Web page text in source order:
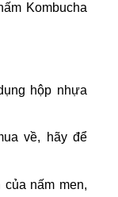
Kombucha
hộp nhựa
về, hãy để
nấm men,